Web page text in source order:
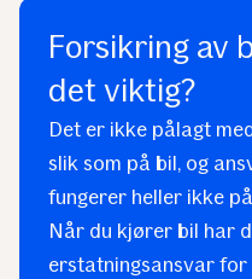
Forsikring av
det viktig?
Det er ikke pålagt
slik som på bil, og
fungerer heller ikke
Når du kjører bil har
erstatningsansvar